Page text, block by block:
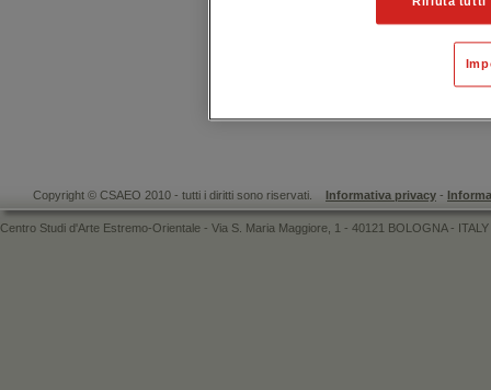
Copyright © CSAEO 2010 - tutti i diritti sono riservati. Informativa privacy -
Centro Studi d'Arte Estremo-Orientale - Via S. Maria Maggiore, 1 - 40121 BOLOGNA -